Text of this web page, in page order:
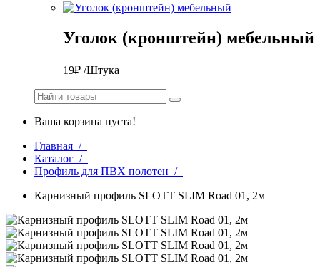
Уголок (кронштейн) мебельный
19₽ /Штука
Ваша корзина пуста!
Главная /
Каталог /
Профиль для ПВХ полотен /
Карнизный профиль SLOTT SLIM Road 01, 2м